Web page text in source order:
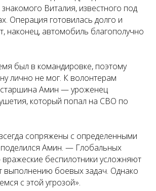
Виталия, известного под
Операция готовилась долго и
наконец, автомобиль благополучно
был в командировке, поэтому
лично не мог. К волонтерам
старшина Амин — уроженец
который попал на СВО по
сопряжены с определенными
Амин. — Глобальных
беспилотники усложняют
боевых задач. Однако
с этой угрозой».